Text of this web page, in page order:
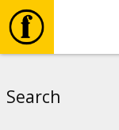
Search